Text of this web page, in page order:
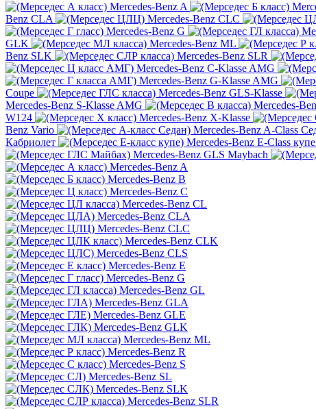
Mercedes-Benz A
Benz CLA
Mercedes-Benz CLC
Mercedes-Benz G
GLK
Mercedes-Benz ML
Benz SLK
Mercedes-Benz SLR
Mercedes-Benz C-Klasse AMG
Mercedes-Benz G-Klasse AMG
Coupe
Mercedes-Benz GLS-Klasse
Mercedes-Benz S-Klasse AMG
Mercedes-
W124
Mercedes-Benz X-Klasse
Benz Vario
Mercedes-Benz A-Class
Кабриолет
Mercedes-Benz E-Class купе
Mercedes-Benz GLS Maybach
Mercedes-Benz A
Mercedes-Benz B
Mercedes-Benz C
Mercedes-Benz CL
Mercedes-Benz CLA
Mercedes-Benz CLC
Mercedes-Benz CLK
Mercedes-Benz CLS
Mercedes-Benz E
Mercedes-Benz G
Mercedes-Benz GL
Mercedes-Benz GLA
Mercedes-Benz GLE
Mercedes-Benz GLK
Mercedes-Benz ML
Mercedes-Benz R
Mercedes-Benz S
Mercedes-Benz SL
Mercedes-Benz SLK
Mercedes-Benz SLR